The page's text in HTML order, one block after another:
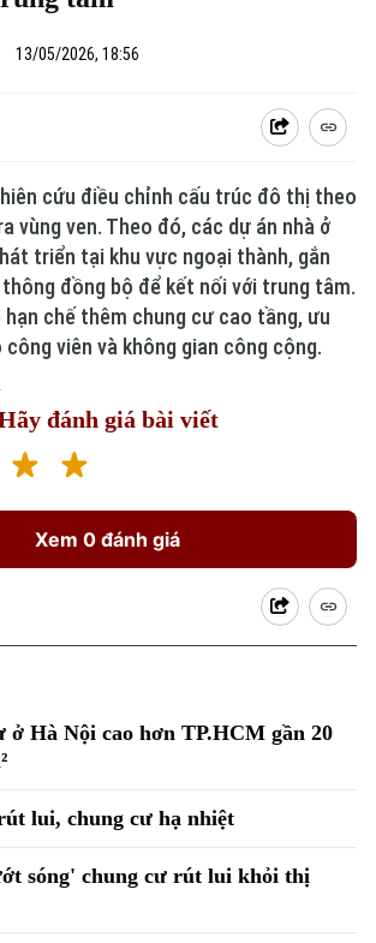
13/05/2026, 18:56
cứu điều chỉnh cấu trúc đô thị theo
vùng ven. Theo đó, các dự án nhà ở
triển tại khu vực ngoại thành, gắn
đồng bộ để kết nối với trung tâm.
chế thêm chung cư cao tầng, ưu
viên và không gian công cộng.
đánh giá bài viết
Xem 0 đánh giá
ở Hà Nội cao hơn TP.HCM gần 20
lui, chung cư hạ nhiệt
sóng' chung cư rút lui khỏi thị